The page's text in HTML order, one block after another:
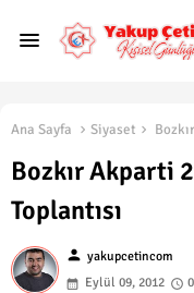
Ana Sayfa Siyaset
Bozkır Akparti
Toplantısı
person yakupcetincom
Eylül 09, 2012